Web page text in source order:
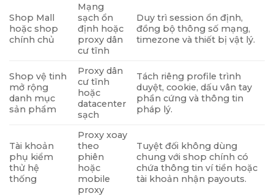
Shop Mall
hoặc shop
chính chủ
Mạng
sạch ổn
định hoặc
proxy dân
cư tĩnh
Duy trì session ổn định,
đồng bộ thông số mạng,
timezone và thiết bị vật lý.
Shop vệ tinh
mở rộng
danh mục
sản phẩm
Proxy dân
cư tĩnh
hoặc
datacenter
sạch
Tách riêng profile trình
duyệt, cookie, dấu vân tay
phần cứng và thông tin
pháp lý.
Tài khoản
phụ kiểm
thử hệ
thống
Proxy xoay
theo
phiên
hoặc
mobile
proxy
Tuyệt đối không dùng
chung với shop chính có
chứa thông tin ví tiền hoặc
tài khoản nhận payouts.